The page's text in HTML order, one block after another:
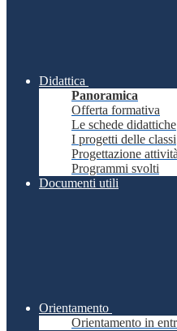
Didattica
Panoramica
Offerta formativa
Le schede didattiche
I progetti delle classi
Progettazione attività
Programmi svolti
Documenti utili
Orientamento
Orientamento in